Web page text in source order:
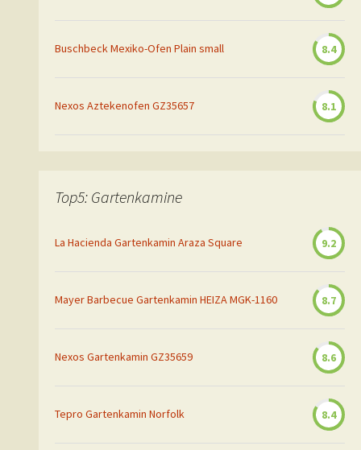
Buschbeck Mexiko-Ofen Plain small 8.4
Nexos Aztekenofen GZ35657 8.1
Top5: Gartenkamine
La Hacienda Gartenkamin Araza Square 9.2
Mayer Barbecue Gartenkamin HEIZA MGK-1160 8.7
Nexos Gartenkamin GZ35659 8.6
Tepro Gartenkamin Norfolk 8.4